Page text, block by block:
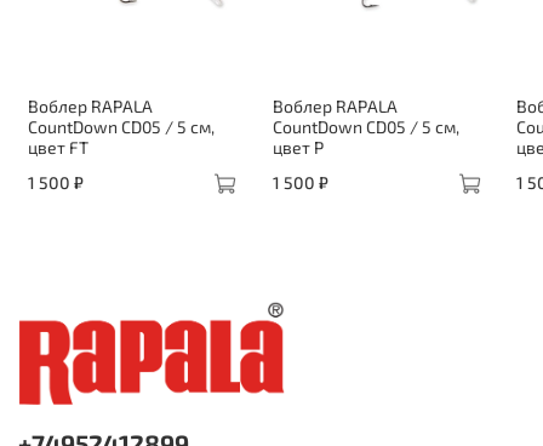
Воблер RAPALA
CountDown CD05 / 5 см,
цвет FT
1 500 ₽
Воблер RAPALA
CountDown CD05 / 5 см,
цвет P
1 500 ₽
1